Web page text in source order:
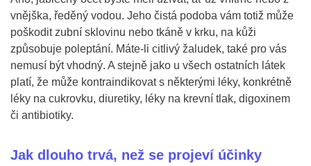
vnějška, ředěný vodou. Jeho čistá podoba vám totiž může
poškodit zubní sklovinu nebo tkáně v krku, na kůži
způsobuje poleptání. Máte-li citlivý žaludek, také pro vás
nemusí být vhodný. A stejně jako u všech ostatních látek
platí, že může kontraindikovat s některými léky, konkrétně
léky na cukrovku, diuretiky, léky na krevní tlak, digoxinem
či antibiotiky.
Jak dlouho trvá, než se projeví účinky